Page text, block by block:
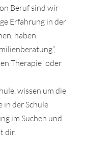
Beruf sind wir
Erfahrung in der
haben
Therapie“ oder
wissen um die
in der Schule
im Suchen und
dir.